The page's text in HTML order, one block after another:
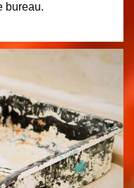
bureau.